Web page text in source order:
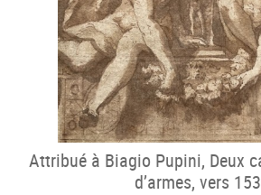
Attribué à Biagio Pupini, Deux
d’armes, vers